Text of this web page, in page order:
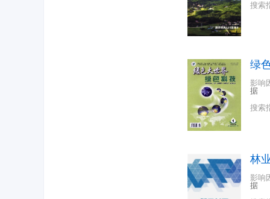
搜索
绿
影响
据
搜索
林
影响
据